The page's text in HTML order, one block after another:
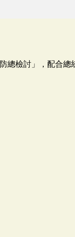
總檢討」，配合總